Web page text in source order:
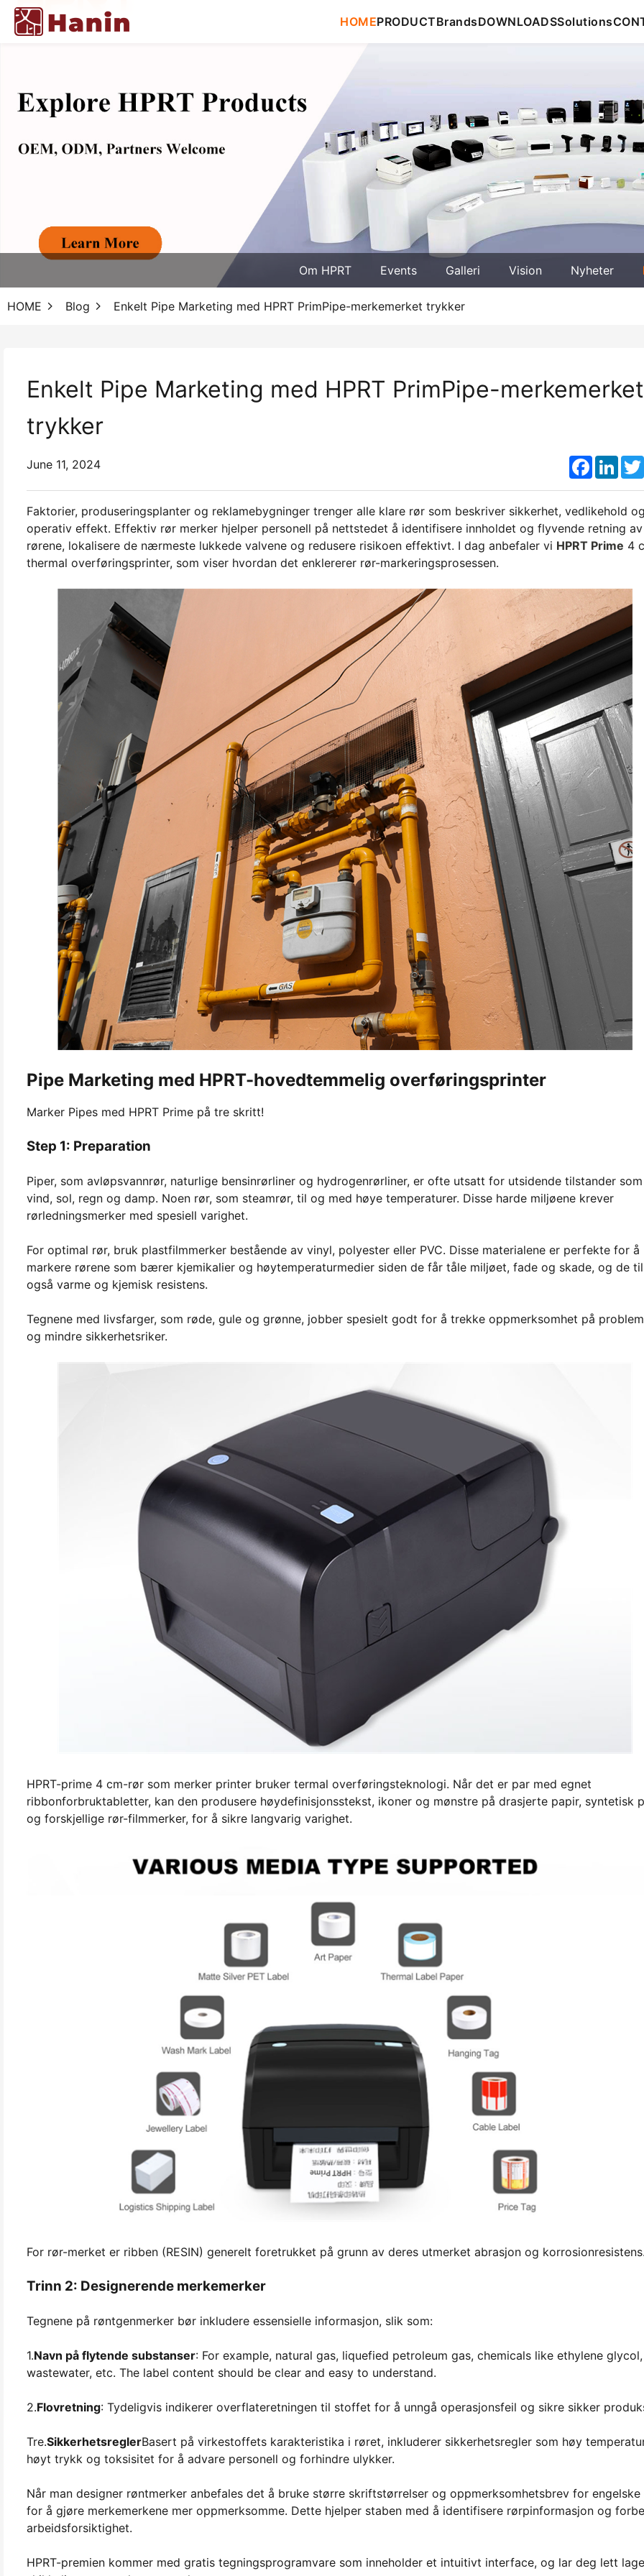
HOMEPRODUCTBrandsDOWNLOADSSolutions
Om HPRT Events Galleri Vision Nyheter
HOME Blog Enkelt Pipe Marketing med HPRT PrimPipe-merkemerket trykker
Enkelt Pipe Marketing med HPRT PrimPipe-merkemerket
trykker
June 11, 2024
Faktorier, produseringsplanter og reklamebygninger trenger alle klare rør som beskriver sikkerhet, vedlikehold
operativ effekt. Effektiv rør merker hjelper personell på nettstedet å identifisere innholdet og flyvende retning av
rørene, lokalisere de nærmeste lukkede valvene og redusere risikoen effektivt. I dag anbefaler vi HPRT Prime 4
thermal overføringsprinter, som viser hvordan det enklererer rør-markeringsprosessen.
Pipe Marketing med HPRT-hovedtemmelig overføringsprinter
Marker Pipes med HPRT Prime på tre skritt!
Step 1: Preparation
Piper, som avløpsvannrør, naturlige bensinrørliner og hydrogenrørliner, er ofte utsatt for utsidende tilstander som
vind, sol, regn og damp. Noen rør, som steamrør, til og med høye temperaturer. Disse harde miljøene krever
rørledningsmerker med spesiell varighet.
For optimal rør, bruk plastfilmmerker bestående av vinyl, polyester eller PVC. Disse materialene er perfekte for å
markere rørene som bærer kjemikalier og høytemperaturmedier siden de får tåle miljøet, fade og skade, og de
også varme og kjemisk resistens.
Tegnene med livsfarger, som røde, gule og grønne, jobber spesielt godt for å trekke oppmerksomhet på
og mindre sikkerhetsriker.
HPRT-prime 4 cm-rør som merker printer bruker termal overføringsteknologi. Når det er par med egnet
ribbonforbruktabletter, kan den produsere høydefinisjonsstekst, ikoner og mønstre på drasjerte papir, syntetisk
og forskjellige rør-filmmerker, for å sikre langvarig varighet.
For rør-merket er ribben (RESIN) generelt foretrukket på grunn av deres utmerket abrasjon og
Trinn 2: Designerende merkemerker
Tegnene på røntgenmerker bør inkludere essensielle informasjon, slik som:
1.Navn på flytende substanser: For example, natural gas, liquefied petroleum gas, chemicals like ethylene glycol,
wastewater, etc. The label content should be clear and easy to understand.
2.Flovretning: Tydeligvis indikerer overflateretningen til stoffet for å unngå operasjonsfeil og sikre sikker
Tre.SikkerhetsreglerBasert på virkestoffets karakteristika i røret, inkluderer sikkerhetsregler som høy
høyt trykk og toksisitet for å advare personell og forhindre ulykker.
Når man designer røntmerker anbefales det å bruke større skriftstørrelser og oppmerksomhetsbrev for engelske
for å gjøre merkemerkene mer oppmerksomme. Dette hjelper staben med å identifisere rørpinformasjon og
arbeidsforsiktighet.
HPRT-premien kommer med gratis tegningsprogramvare som inneholder et intuitivt interface, og lar deg lett lage